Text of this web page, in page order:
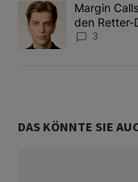
Ein Trendartikel mit
Margin
den Retter-
3
DAS KÖNNTE SIE